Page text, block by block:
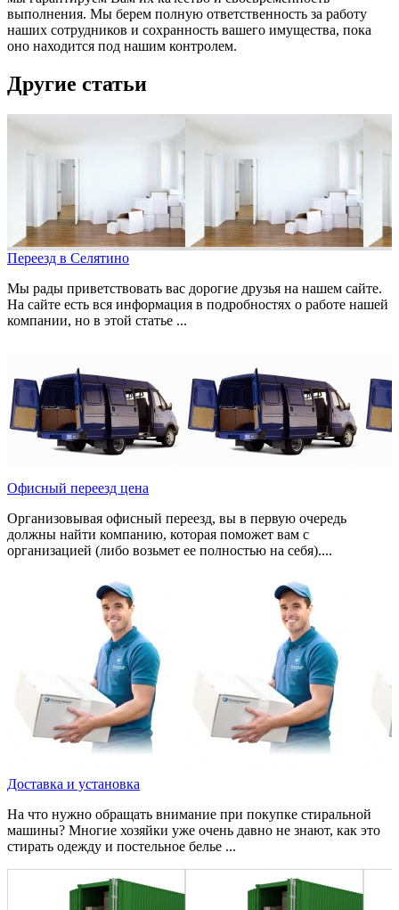
выполнения. Мы берем полную ответственность за работу
наших сотрудников и сохранность вашего имущества, пока
оно находится под нашим контролем.
Другие статьи
Переезд в Селятино
Мы рады приветствовать вас дорогие друзья на нашем сайте.
На сайте есть вся информация в подробностях о работе нашей
компании, но в этой статье ...
Офисный переезд цена
Организовывая офисный переезд, вы в первую очередь
должны найти компанию, которая поможет вам с
организацией (либо возьмет ее полностью на себя)....
Доставка и установка
На что нужно обращать внимание при покупке стиральной
машины? Многие хозяйки уже очень давно не знают, как это
стирать одежду и постельное белье ...